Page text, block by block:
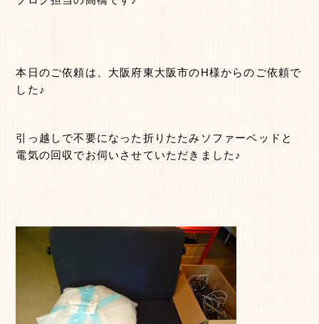
本日のご依頼は、大阪府東大阪市のH様からのご依頼で
した♪
引っ越しで不要になった折りたたみソファーベッドと
電気の回収でお伺いさせていただきました♪